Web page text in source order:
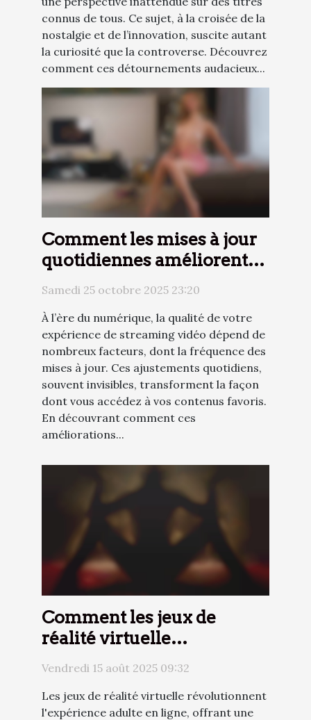
connus de tous. Ce sujet, à la croisée de la
nostalgie et de l’innovation, suscite autant
la curiosité que la controverse. Découvrez
comment ces détournements audacieux...
Comment les mises à jour
quotidiennes améliorent-
elles votre expérience de
Samedi 25 octobre 2025 23:20
À l’ère du numérique, la qualité de votre
expérience de streaming vidéo dépend de
nombreux facteurs, dont la fréquence des
mises à jour. Ces ajustements quotidiens,
souvent invisibles, transforment la façon
dont vous accédez à vos contenus favoris.
En découvrant comment ces
améliorations...
Comment les jeux de
réalité virtuelle
transforment l'expérience
Vendredi 15 août 2025 09:32
Les jeux de réalité virtuelle révolutionnent
l'expérience adulte en ligne, offrant une